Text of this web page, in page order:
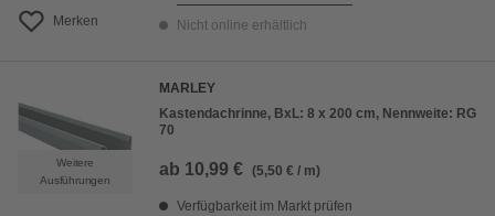
Merken Nicht online erhältlich
Weitere
Ausführungen
MARLEY
Kastendachrinne, BxL: 8 x 200 cm, Nennweite: RG
70
ab 10,99 € (5,50 € / m)
Verfügbarkeit im Markt prüfen